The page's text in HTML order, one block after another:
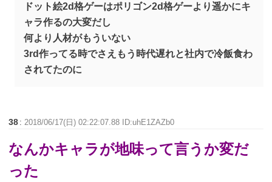
ドット絵2d格ゲーはポリゴン2d格ゲーより遥かにキ
ャラ作るの大変だし
何より人材がもういない
3rd作ってる時でさえもう時代遅れと社内で冷飯食わ
されてたのに
38 :2018/06/17(日) 02:22:07.88 ID:uhE1ZAZb0
なんかキャラが地味って言うか変だ
った